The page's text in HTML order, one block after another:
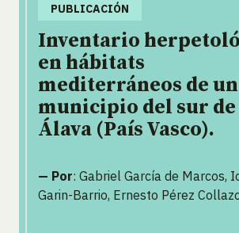
PUBLICACIÓN
Inventario
en hábitats
mediterráneos de un
municipio del sur de
Álava (País Vasco).
— Por: Gabriel García de Marcos,
Garin-Barrio, Ernesto Pérez